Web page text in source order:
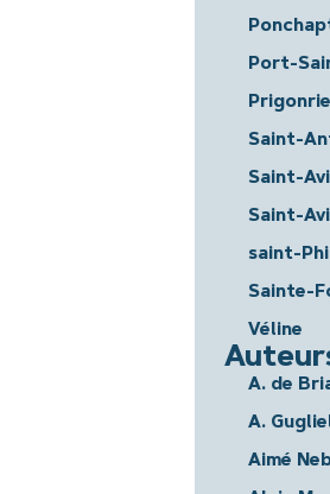
Port-
Saint-
Saint-
Saint-
saint-
Sainte-
Véline
A. de
A.
Aimé